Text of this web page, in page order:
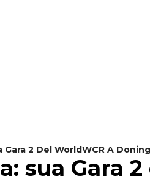
Gara 2 Del WorldWCR A
sua Gara 2